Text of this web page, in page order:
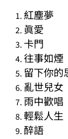
紅塵夢
眞愛
卡門
往事如煙
留下你的
亂世兒女
雨中歡唱
輕鬆人生
醉語